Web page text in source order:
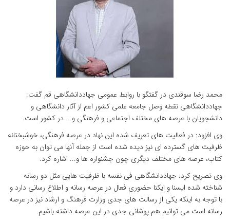
محمد رضا سوقندی در گفتگو با روابط عمومی جهاددانشگاهی قم گفت:
جهاددانشگاهی نقطه وصل جامعه علمی کشور اعم از آثار دانشگاهی و
دانشجویان با عرصه های مختلف اجتماعی و فرهنگی و... در کشور است.
وی افزود: در فعالیت های تعریف شده این نهاد در عرصه فرهنگی، خوشبختانه
ظرفیت های گسترده ای نیز دیده شده است از جمله آنها می توان به حوزه
کتاب، عرصه های مختلف دیگری چون جشنواره ها و... اشاره کرد.
وی تصریح کرد: جهاددانشگاهی فی نفسه با ظرفیت هایی مثل دو رسانه
شناخته شده ایسنا و ایکنا حضوری فعال در عرصه رسانه و اطلاع رسانی دارد و
با توجه به اینکه یکی از رسالت های جدی وزارت فرهنگ و ارشاد نیز در عرصه
رسانه است می توانیم هم پوشانی جدی در این عرصه داشته باشیم.